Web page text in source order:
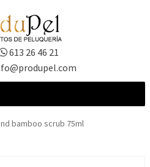
613 26 46 21
bamboo scrub 75ml